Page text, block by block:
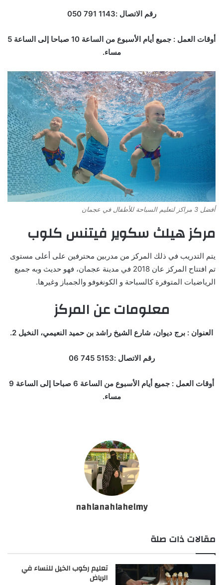
رقم الاتصال :1143 791 050
أوقات العمل : جميع أيام الأسبوع من الساعة 10 صباحا إلى الساعة 5
مساء.
أفضل 3 مراكز لتعليم السباحة للأطفال في عجمان
مركز هيلث سكوير فيتنس كلوب
يتم التدريب في ذلك المركز من مدربين محترفين على أعلى مستوى
تم افتتاح المركز عان 2018 في مدينة عجمان، فهو حديث وبه جميع
الرياضيات المتوفرة كالسباحة و الكونغوفو والجمباز وغيرها.
معلومات عن المركز
العنوان : برج ديوان، شارع الشيخ راشد بن حميد النعيمي، النخيل 2.
رقم الاتصال :5153 745 06
أوقات العمل : جميع أيام الأسبوع من الساعة 6 صباحا إلى الساعة 9
مساء.
nahlanahlahelmy
مقالات ذات صلة
تعليم ركوب الخيل للنساء في
الرياض